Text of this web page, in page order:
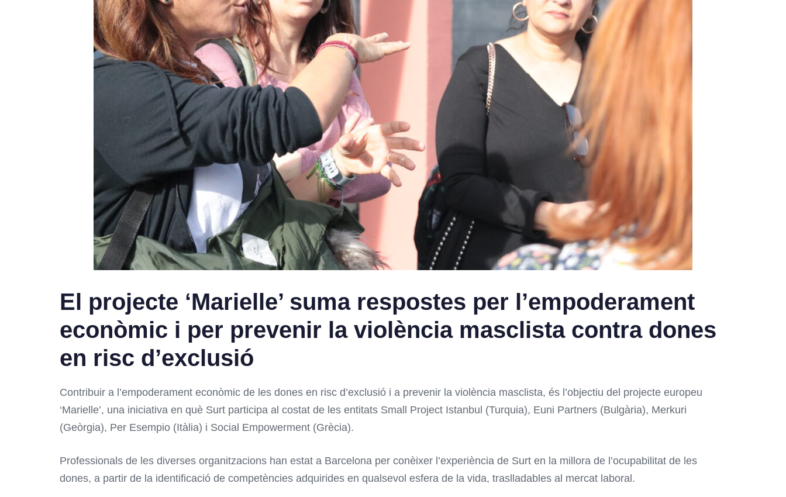
El projecte ‘Marielle’ suma respostes per l’empoderament
econòmic i per prevenir la violència masclista contra dones
en risc d’exclusió
Contribuir a l’empoderament econòmic de les dones en risc d’exclusió i a prevenir la violència masclista, és l’objectiu del projecte europeu
‘Marielle’, una iniciativa en què Surt participa al costat de les entitats Small Project Istanbul (Turquia), Euni Partners (Bulgària), Merkuri
(Geòrgia), Per Esempio (Itàlia) i Social Empowerment (Grècia).
Professionals de les diverses organitzacions han estat a Barcelona per conèixer l’experiència de Surt en la millora de l’ocupabilitat de les
dones, a partir de la identificació de competències adquirides en qualsevol esfera de la vida, traslladables al mercat laboral.